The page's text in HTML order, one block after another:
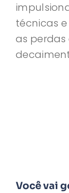
técnicas
as
Você vai